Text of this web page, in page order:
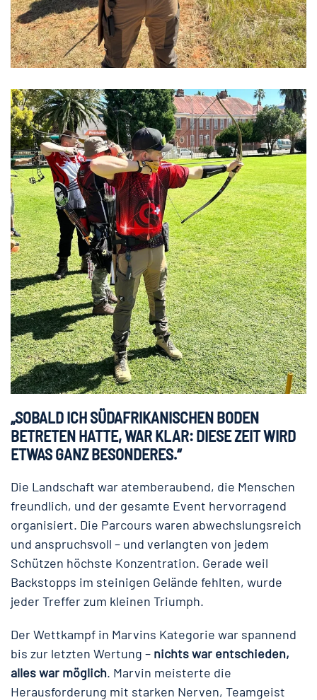
„SOBALD ICH SÜDAFRIKANISCHEN BODEN
BETRETEN HATTE, WAR KLAR: DIESE ZEIT WIRD
ETWAS GANZ BESONDERES.“
Die Landschaft war atemberaubend, die Menschen
freundlich, und der gesamte Event hervorragend
organisiert. Die Parcours waren abwechslungsreich
und anspruchsvoll – und verlangten von jedem
Schützen höchste Konzentration. Gerade weil
Backstopps im steinigen Gelände fehlten, wurde
jeder Treffer zum kleinen Triumph.
Der Wettkampf in Marvins Kategorie war spannend
bis zur letzten Wertung – nichts war entschieden,
alles war möglich. Marvin meisterte die
Herausforderung mit starken Nerven, Teamgeist